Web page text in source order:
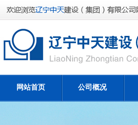
网站首页 公司概况